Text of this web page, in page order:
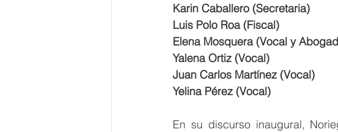
Karin Caballero (Secretaria)
Luis Polo Roa (Fiscal)
Elena Mosquera (Vocal y
Yalena Ortiz (Vocal)
Juan Carlos Martínez (Vocal)
Yelina Pérez (Vocal)
En su discurso inaugural,